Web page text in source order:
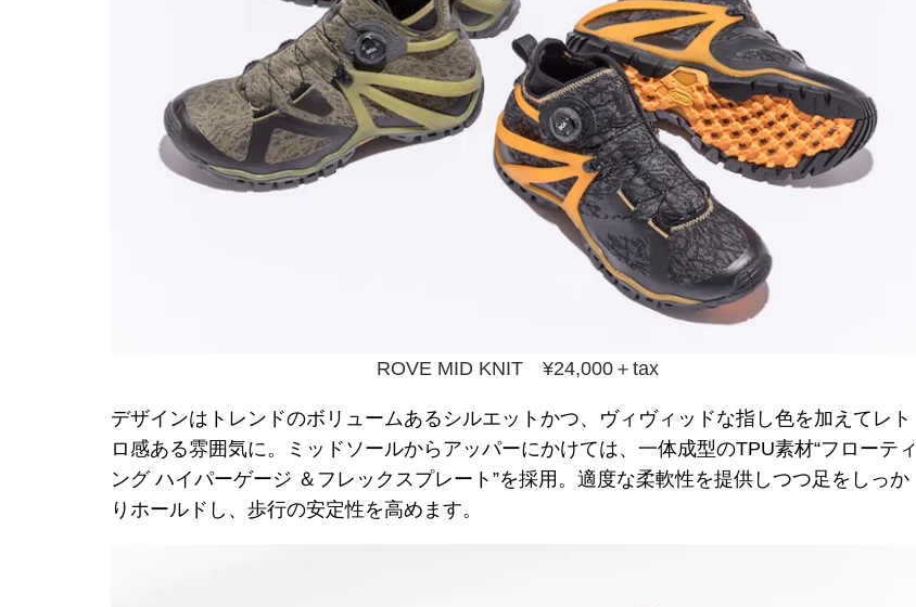
ROVE MID KNIT ¥24,000＋tax
デザインはトレンドのボリュームあるシルエットかつ、ヴィヴィッドな指し色を加えてレト
ロ感ある雰囲気に。ミッドソールからアッパーにかけては、一体成型のTPU素材“フローティ
ング ハイパーゲージ ＆フレックスプレート”を採用。適度な柔軟性を提供しつつ足をしっか
りホールドし、歩行の安定性を高めます。